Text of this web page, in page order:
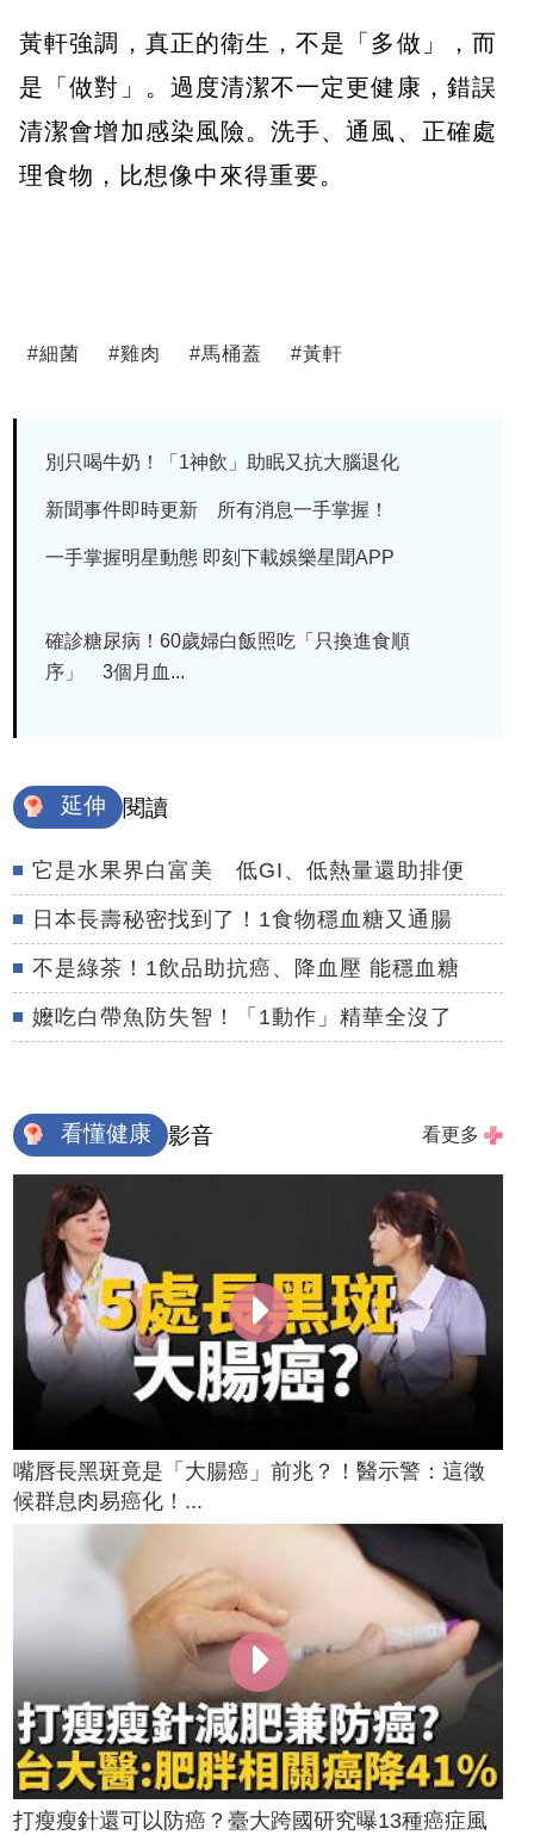
黃軒強調，真正的衛生，不是「多做」，而
是「做對」。過度清潔不一定更健康，錯誤
清潔會增加感染風險。洗手、通風、正確處
理食物，比想像中來得重要。
#細菌 #雞肉 #馬桶蓋 #黃軒
別只喝牛奶！「1神飲」助眠又抗大腦退化
新聞事件即時更新 所有消息一手掌握！
一手掌握明星動態 即刻下載娛樂星聞APP
確診糖尿病！60歲婦白飯照吃「只換進食順
序」 3個月血...
延伸 閱讀
它是水果界白富美 低GI、低熱量還助排便
日本長壽秘密找到了！1食物穩血糖又通腸
不是綠茶！1飲品助抗癌、降血壓 能穩血糖
嬤吃白帶魚防失智！「1動作」精華全沒了
看懂健康 影音 看更多
嘴唇長黑斑竟是「大腸癌」前兆？！醫示警：這徵
候群息肉易癌化！...
打瘦瘦針還可以防癌？臺大跨國研究曝13種癌症風